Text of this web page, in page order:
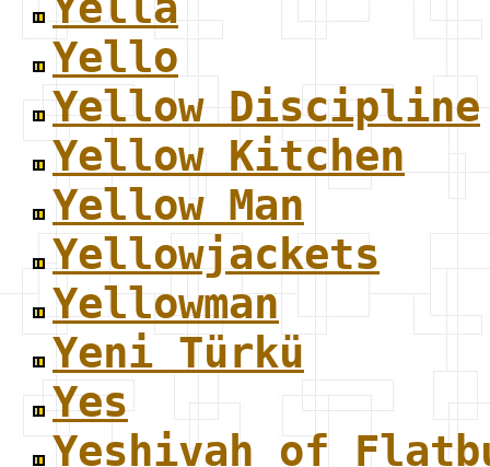
Yello
Yellow Discipline
Yellow Kitchen
Yellow Man
Yellowjackets
Yellowman
Yeni Türkü
Yes
Yeshivah of